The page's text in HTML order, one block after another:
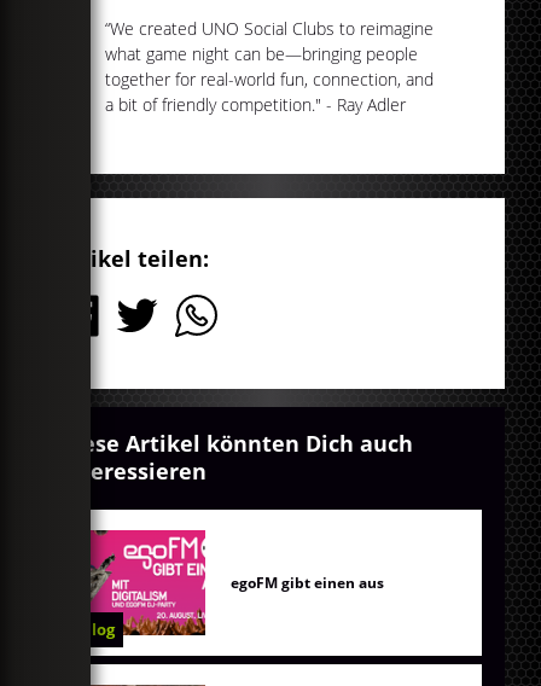
“We created UNO Social Clubs to reimagine
what game night can be—bringing people
together for real-world fun, connection, and
a bit of friendly competition." - Ray Adler
Artikel teilen:
Diese Artikel könnten Dich auch
interessieren
Blog
egoFM gibt einen aus